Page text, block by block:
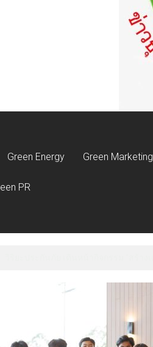
Green Energy Green Marketing
PR